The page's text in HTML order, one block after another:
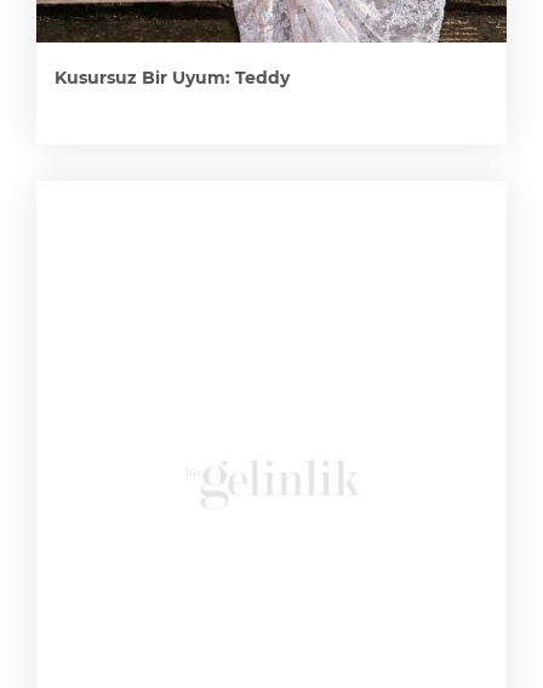
Kusursuz Bir Uyum: Teddy